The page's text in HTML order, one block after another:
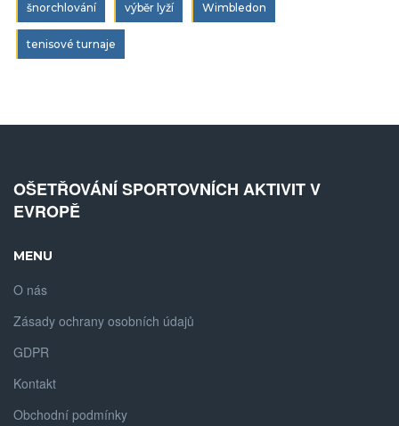
šnorchlování výběr lyží Wimbledon
tenisové turnaje
OŠETŘOVÁNÍ SPORTOVNÍCH AKTIVIT V
EVROPĚ
MENU
O nás
Zásady ochrany osobních údajů
GDPR
Kontakt
Obchodní podmínky